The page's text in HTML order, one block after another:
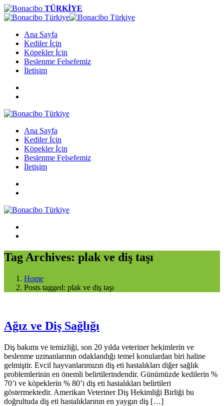
TÜRKİYE
Ana Sayfa
Kediler İçin
Köpekler İçin
Beslenme Felsefemiz
İletişim
Ana Sayfa
Kediler İçin
Köpekler İçin
Beslenme Felsefemiz
İletişim
Tag Archives: plak ve diş taşı
Home
Posts tagged: plak ve diş taşı
Ağız ve Diş Sağlığı
Diş bakımı ve temizliği, son 20 yılda veteriner hekimlerin ve
beslenme uzmanlarının odaklandığı temel konulardan biri haline
gelmiştir. Evcil hayvanlarımızın diş eti hastalıkları diğer sağlık
problemlerinin en önemli belirtilerindendir. Günümüzde kedilerin %
70’i ve köpeklerin % 80’i diş eti hastalıkları belirtileri
göstermektedir. Amerikan Veteriner Diş Hekimliği Birliği bu
doğrultuda diş eti hastalıklarının en yaygın diş […]